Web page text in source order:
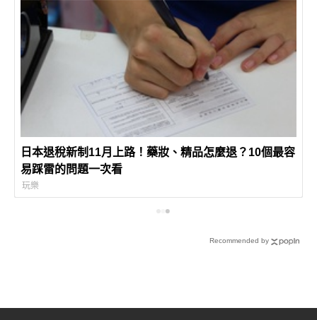
日本退稅新制11月上路！藥妝、精品怎麼退？10個最容
易踩雷的問題一次看
玩樂
Recommended by